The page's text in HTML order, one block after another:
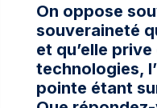
On oppose
souveraineté
et qu’elle
technologies,
pointe étant